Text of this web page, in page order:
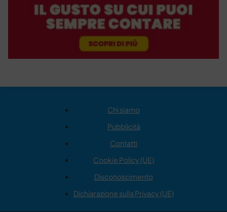
Chi siamo
Pubblicità
Contatti
Cookie Policy (UE)
Disconoscimento
Dichiarazione sulla Privacy (UE)